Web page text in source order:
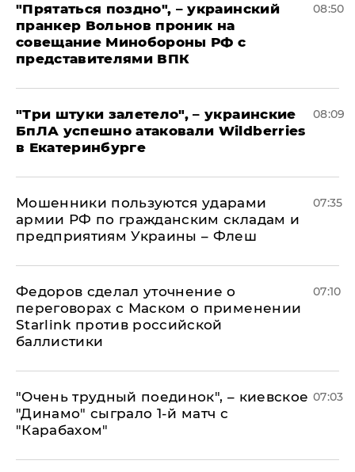
"Прятаться поздно", – украинский
пранкер Вольнов проник на
совещание Минобороны РФ с
представителями ВПК
08:50
"Три штуки залетело", – украинские
БпЛА успешно атаковали Wildberries
в Екатеринбурге
08:09
Мошенники пользуются ударами
армии РФ по гражданским складам и
предприятиям Украины – Флеш
07:35
Федоров сделал уточнение о
переговорах с Маском о применении
Starlink против российской
баллистики
07:10
"Очень трудный поединок", – киевское
"Динамо" сыграло 1-й матч с
"Карабахом"
07:03